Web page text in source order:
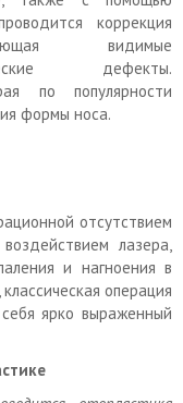
коррекция
видимые
дефекты.
по популярности
формы носа.
отсутствием
лазера,
и нагноения в
операция
ярко выраженный